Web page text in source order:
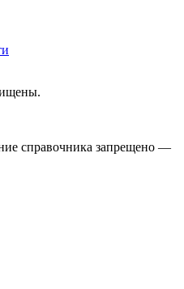
справочника запрещено —